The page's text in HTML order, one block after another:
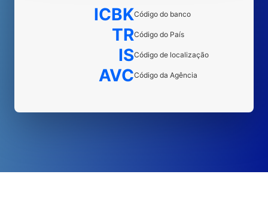
ICBKCódigo do banco
TRCódigo do País
ISCódigo de localização
AVCCódigo da Agência